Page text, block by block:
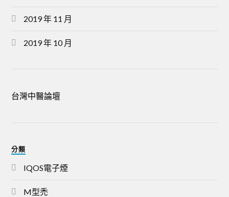
2019 年 11 月
2019 年 10 月
台灣中醫論壇
分類
IQOS電子煙
M型禿